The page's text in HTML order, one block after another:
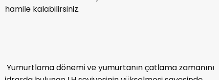
zaman gevşemek için meditasyon yapmalısınız. Bol